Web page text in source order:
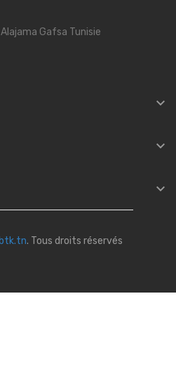
Gafsa Tunisie



. Tous droits réservés